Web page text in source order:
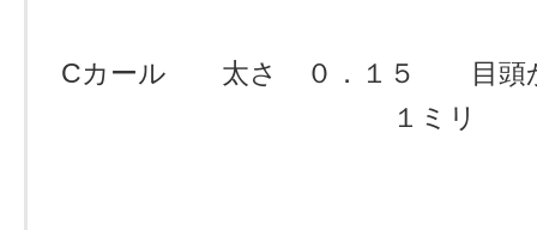
Cカール 太さ ０．１５ 目頭
１ミリ